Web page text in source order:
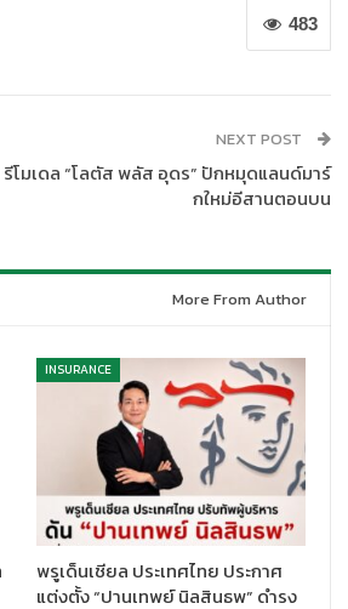
483
NEXT POST
โมเดล “โลตัส พลัส อุดร” ปักหมุดแลนด์มาร์
กใหม่อีสานตอนบน
More From Author
INSURANCE
พรูเด็นเชียล ประเทศไทย ประกาศ
แต่งตั้ง “ปานเทพย์ นิลสินธพ” ดำรง